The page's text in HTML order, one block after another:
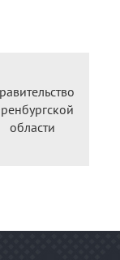
Правительство
Оренбургской
области